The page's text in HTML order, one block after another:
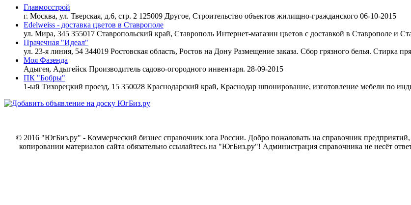
Главмосстрой
г. Москва, ул. Тверская, д.6, стр. 2 125009 Другое, Строительство объектов жилищно-гражданского 06-10-2015
Edelweiss - доставка цветов в Ставрополе
ул. Мира, 345 355017 Ставропольский край, Ставрополь Интернет-магазин цветов с доставкой в Ставрополе и
Прачечная "Идеал"
ул. 23-я линия, 54 344019 Ростовская область, Ростов на Дону Размещение заказа. Сбор грязного белья. Стирка
Моя Фазенда
Адыгея, Адыгейск Производитель садово-огородного инвентаря. 28-09-2015
ПК "Бобры"
1-ый Тихорецкий проезд, 15 350028 Краснодарский край, Краснодар шпонирование, изготовление мебели по
© 2016 "ЮгБиз.ру" - Коммерческий бизнес справочник юга России. Добро пожаловать на справочник
копировании материалов сайта обязательно ссылайтесь на "ЮгБиз.ру"! Администрация справочника не несёт